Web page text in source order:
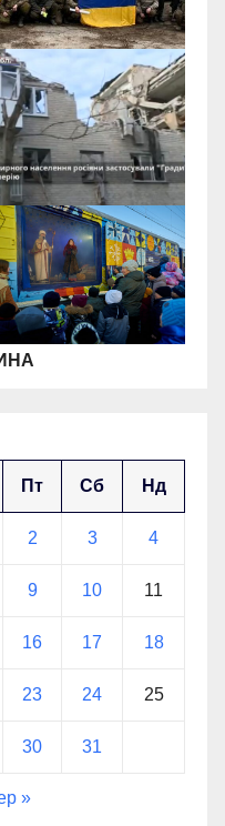
Пт Сб Нд
2 3 4
9 10 11
16 17 18
23 24 25
30 31
»